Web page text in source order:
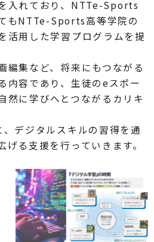
入れており、NTTe-Sports
もNTTe-Sports高等学院の
活用した学習プログラムを提
集など、将来にもつながる
内容であり、生徒のeスポー
然に学びへとつながるカリキ
デジタルスキルの習得を通
る支援を行っていきます。